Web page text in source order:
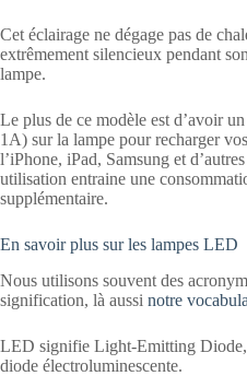
Cet éclairage ne dégage pas de
extrêmement silencieux pendant
lampe.
Le plus de ce modèle est d’avoir
1A) sur la lampe pour recharger
l’iPhone, iPad, Samsung et
utilisation entraine une
supplémentaire.
En savoir plus sur les lampes LED
Nous utilisons souvent des
signification, là aussi notre
LED signifie Light-Emitting
diode électroluminescente.